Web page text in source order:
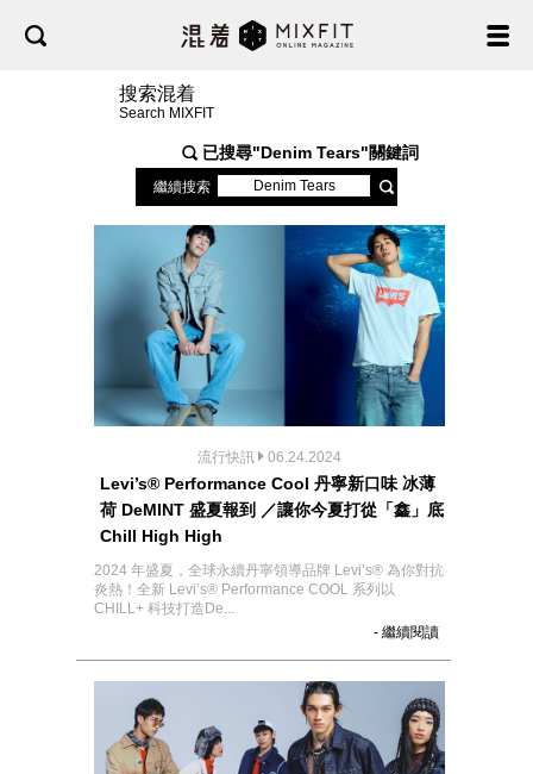
搜索混着
Search MIXFIT
已搜尋"Denim Tears"關鍵詞
繼續搜索
流行快訊 06.24.2024
Levi’s® Performance Cool 丹寧新口味 冰薄
荷 DeMINT 盛夏報到 ／讓你今夏打從「鑫」底
Chill High High
2024 年盛夏，全球永續丹寧領導品牌 Levi’s® 為你對抗
炎熱！全新 Levi’s® Performance COOL 系列以
CHILL+ 科技打造De...
- 繼續閱讀